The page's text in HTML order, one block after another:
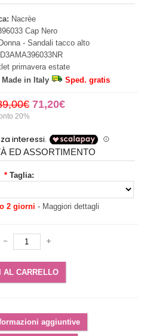
Nacrèe
Cap Nero
- Sandali tacco alto
primavera estate
Made in Italy Sped. gratis
71,20€
20%
ED ASSORTIMENTO
* Taglia:
2 giorni - Maggiori dettagli